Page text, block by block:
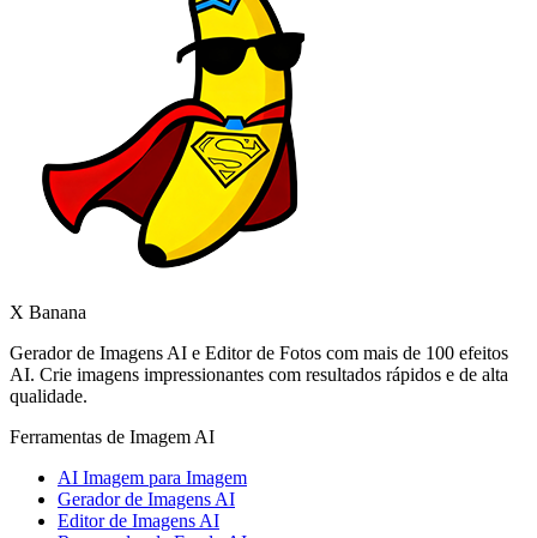
X Banana
Gerador de Imagens AI e Editor de Fotos com mais de 100 efeitos
AI. Crie imagens impressionantes com resultados rápidos e de alta
qualidade.
Ferramentas de Imagem AI
AI Imagem para Imagem
Gerador de Imagens AI
Editor de Imagens AI